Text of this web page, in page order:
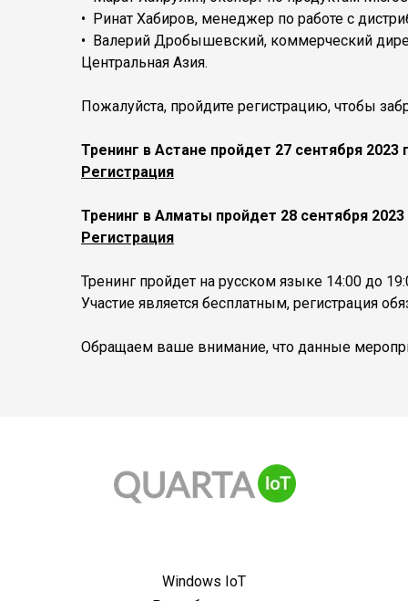
• Ринат Хабиров, менеджер по работе с
• Валерий Дробышевский, коммерческий
Центральная Азия.
Пожалуйста, пройдите регистрацию, чтобы
Тренинг в Астане пройдет 27 сентября 2023
Регистрация
Тренинг в Алматы пройдет 28 сентября 2023
Регистрация
Тренинг пройдет на русском языке 14:00 до
Участие является бесплатным, регистрация
Обращаем ваше внимание, что данные
Windows IoT